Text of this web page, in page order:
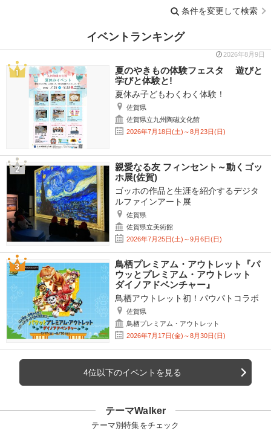
条件を変更して検索
イベントランキング
2026年8月9日
夏のやきもの体験フェスタ 遊びと
学びと体験と!
夏休み子どもわくわく体験！
佐賀県
佐賀県立九州陶磁文化館
2026年7月18日(土)～8月23日(日)
親愛なる友 フィンセント～動くゴッ
ホ展(佐賀)
ゴッホの作品と生涯を紹介するデジタ
ルファインアート展
佐賀県
佐賀県立美術館
2026年7月25日(土)～9月6日(日)
鳥栖プレミアム・アウトレット『パ
ウッとプレミアム・アウトレット
ダイノアドベンチャー』
鳥栖アウトレット初！パウパトコラボ
佐賀県
鳥栖プレミアム・アウトレット
2026年7月17日(金)～8月30日(日)
4位以下のイベントを見る
テーマWalker
テーマ別特集をチェック